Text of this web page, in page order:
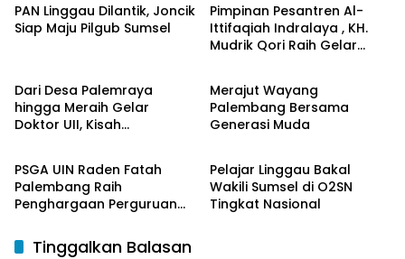
PAN Linggau Dilantik, Joncik
Siap Maju Pilgub Sumsel
Pimpinan Pesantren Al-
Ittifaqiah Indralaya , KH.
Mudrik Qori Raih Gelar
Nagham Al-Qur’an di UMM
Dari Desa Palemraya
hingga Meraih Gelar
Doktor UII, Kisah
Menjadi Driver Taksi Online
Berita Daerah
Merajut Wayang
Palembang Bersama
Generasi Muda
Berita Daerah
PSGA UIN Raden Fatah
Palembang Raih
Penghargaan Perguruan
Peringkat Pratama
Berita Daerah
Pelajar Linggau Bakal
Wakili Sumsel di O2SN
Tingkat Nasional
Tinggalkan Balasan